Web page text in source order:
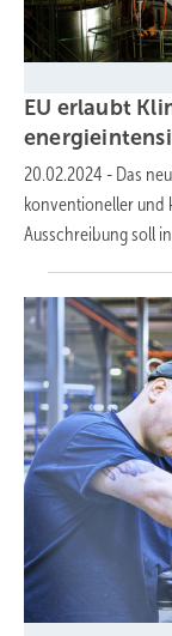
EU erlaubt
20.02.2024 - Das
konventioneller und
Ausschreibung soll